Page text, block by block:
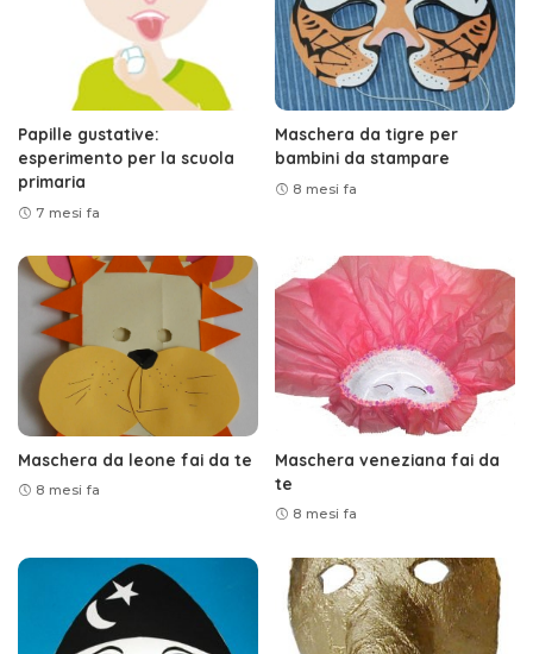
Papille gustative:
esperimento per la scuola
primaria
7 mesi fa
Maschera da tigre per
bambini da stampare
8 mesi fa
Maschera da leone fai da te
8 mesi fa
Maschera veneziana fai da
te
8 mesi fa